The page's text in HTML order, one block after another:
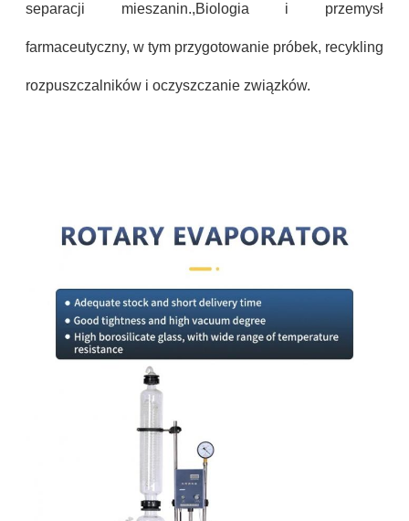
separacji mieszanin.,Biologia i przemysł
farmaceutyczny, w tym przygotowanie próbek, recykling
rozpuszczalników i oczyszczanie związków.